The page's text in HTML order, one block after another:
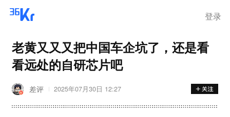
登录
老黄又又又把中国车企坑了，还是看
看远处的自研芯片吧
差评 2025年07月30日 12:27